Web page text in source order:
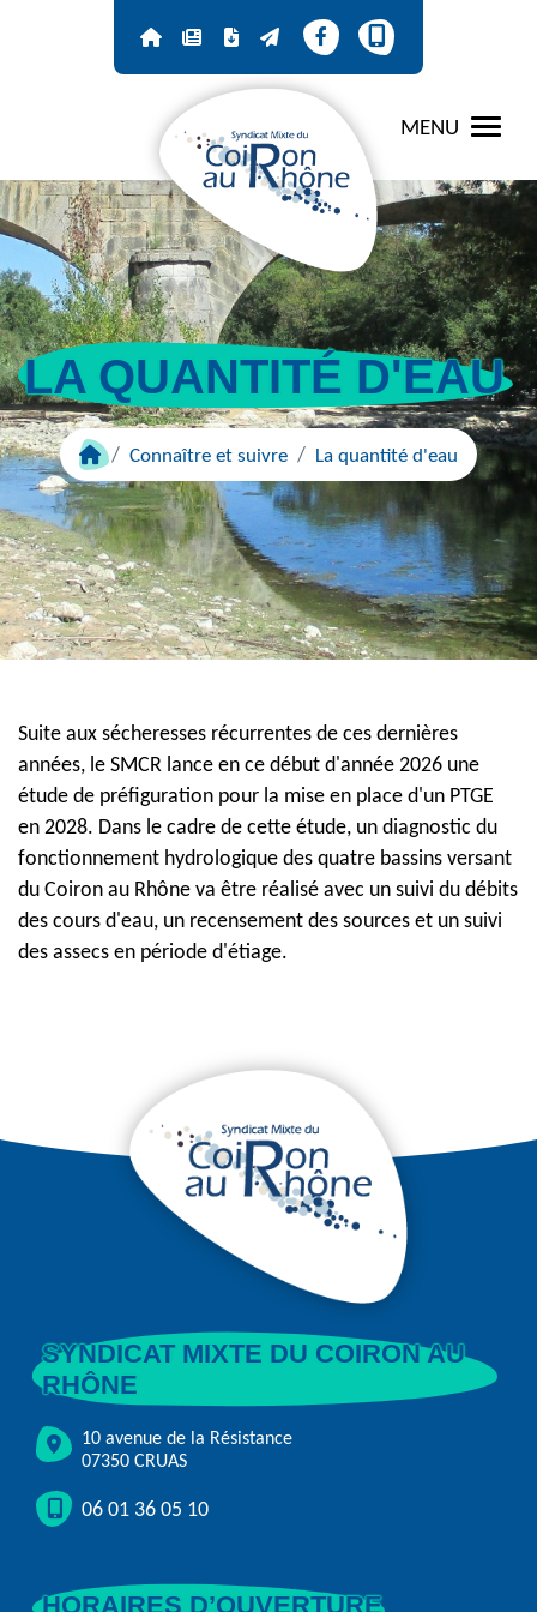
MENU
LA QUANTITÉ D'EAU
Connaître et suivre La quantité d'eau
Suite aux sécheresses récurrentes de ces dernières
années, le SMCR lance en ce début d'année 2026 une
étude de préfiguration pour la mise en place d'un PTGE
en 2028. Dans le cadre de cette étude, un diagnostic du
fonctionnement hydrologique des quatre bassins versant
du Coiron au Rhône va être réalisé avec un suivi du débits
des cours d'eau, un recensement des sources et un suivi
des assecs en période d'étiage.
SYNDICAT MIXTE DU COIRON AU
RHÔNE
10 avenue de la Résistance
07350 CRUAS
06 01 36 05 10
HORAIRES D’OUVERTURE